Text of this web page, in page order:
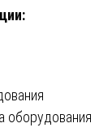
оборудования